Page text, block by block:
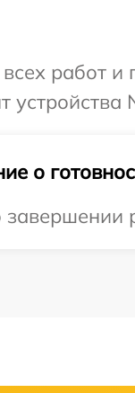
работ
устройства
о